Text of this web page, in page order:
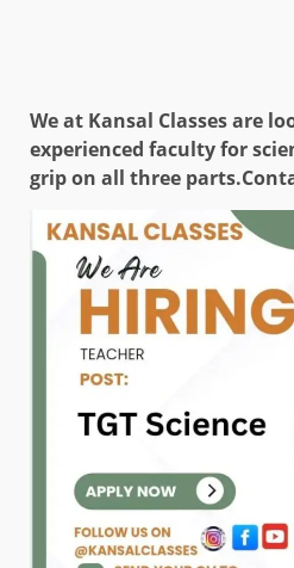
We at Kansal Classes are
experienced faculty for
grip on all three parts.